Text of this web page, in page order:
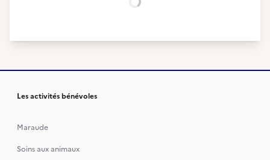
Chargement...
Les activités bénévoles
Maraude
Soins aux animaux